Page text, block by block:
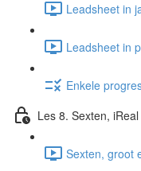
Leadsheet in
Leadsheet in
Enkele
Les 8. Sexten,
Sexten, groot